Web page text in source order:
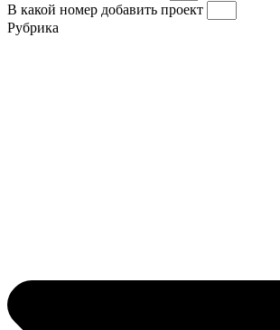
В какой номер добавить проект
Рубрика